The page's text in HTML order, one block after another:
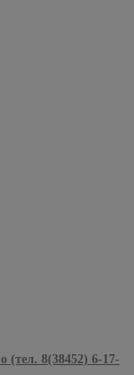
(тел. 8(38452) 6-17-